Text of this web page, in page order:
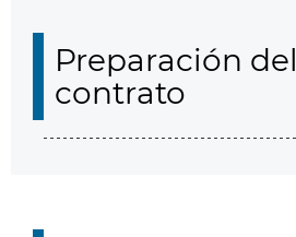
Preparación del
contrato